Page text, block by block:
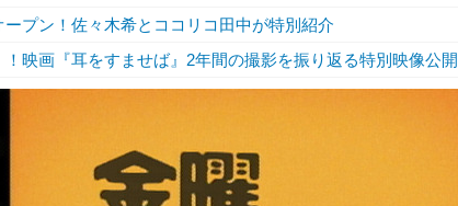
ープン！佐々木希とココリコ田中が特別紹介
映画『耳をすませば』2年間の撮影を振り返る特別映像公開